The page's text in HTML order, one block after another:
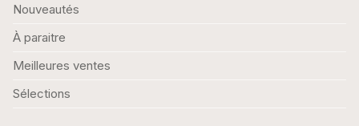
Nouveautés
À paraitre
Meilleures ventes
Sélections